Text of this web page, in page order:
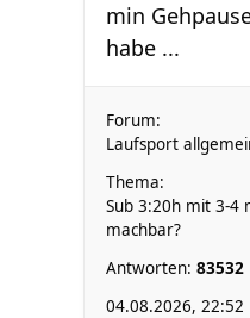
min
habe ...
Forum:
Laufsport
Thema:
Sub 3:20h mit 3-4
machbar?
Antworten: 83532
04.08.2026, 22:52